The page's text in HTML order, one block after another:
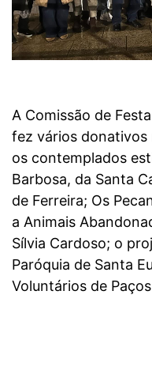
A Comissão de
fez vários donativos
os contemplados
Barbosa, da Santa
de Ferreira; Os
a Animais
Sílvia Cardoso; o
Paróquia de Santa
Voluntários de